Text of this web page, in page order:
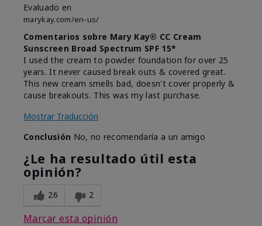
Evaluado en
marykay.com/en-us/
Comentarios sobre Mary Kay® CC Cream
Sunscreen Broad Spectrum SPF 15*
I used the cream to powder foundation for over 25
years. It never caused break outs & covered great.
This new cream smells bad, doesn't cover properly &
cause breakouts. This was my last purchase.
Mostrar Traducción
Conclusión No, no recomendaría a un amigo
¿Le ha resultado útil esta
opinión?
26 2
Marcar esta opinión